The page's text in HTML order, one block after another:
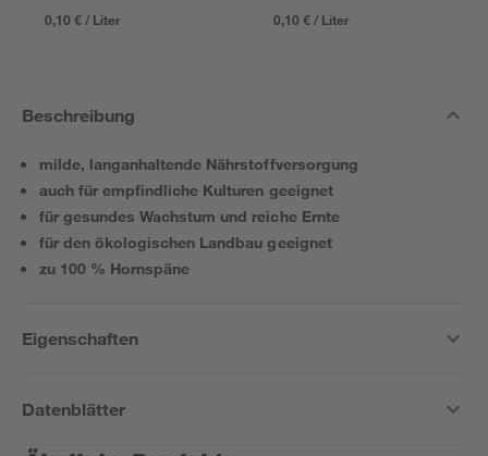
0,10 € / Liter 0,10 € / Liter
Beschreibung
milde, langanhaltende Nährstoffversorgung
auch für empfindliche Kulturen geeignet
für gesundes Wachstum und reiche Ernte
für den ökologischen Landbau geeignet
zu 100 % Hornspäne
Eigenschaften
Datenblätter